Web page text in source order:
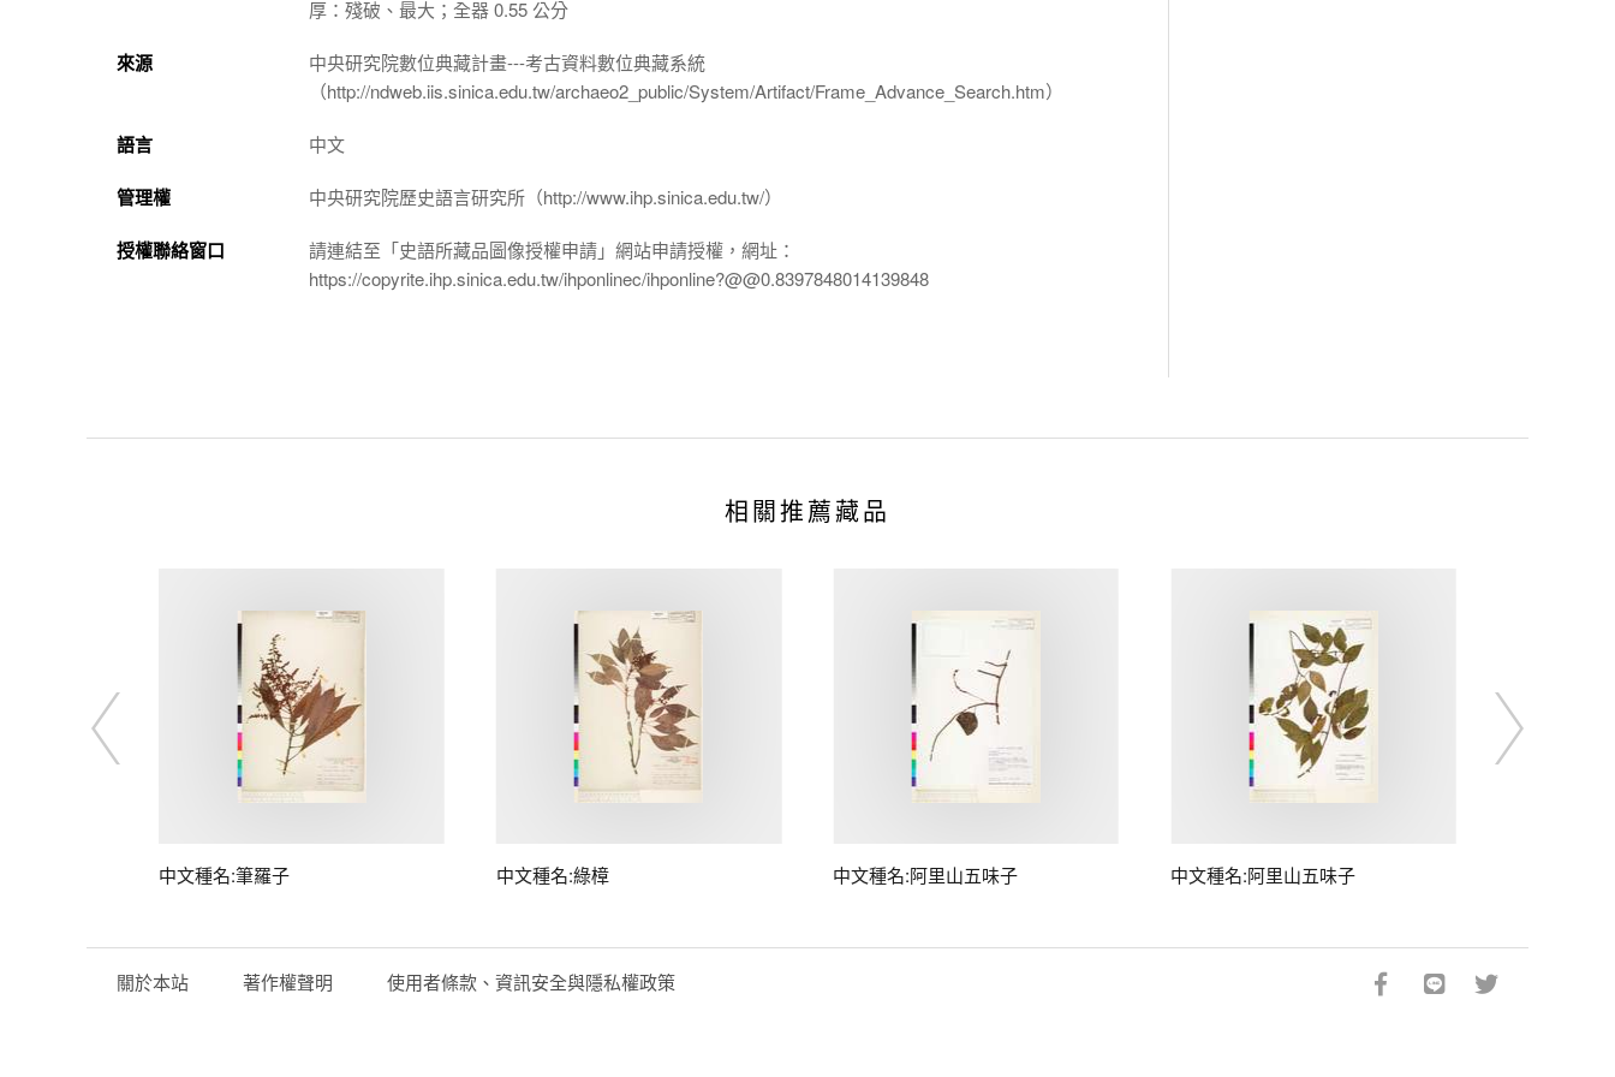
厚：殘破、最大；全器 0.55 公分
來源
中央研究院數位典藏計畫---考古資料數位典藏系統
（http://ndweb.iis.sinica.edu.tw/archaeo2_public/System/Artifact/Frame_Advance_Search.htm）
語言 中文
管理權 中央研究院歷史語言研究所（http://www.ihp.sinica.edu.tw/）
授權聯絡窗口
請連結至「史語所藏品圖像授權申請」網站申請授權，網址：
https://copyrite.ihp.sinica.edu.tw/ihponlinec/ihponline?@@0.8397848014139848
相關推薦藏品
中文種名:筆羅子 中文種名:綠樟 中文種名:阿里山五味子 中文種名:阿里山五味子
關於本站 著作權聲明 使用者條款、資訊安全與隱私權政策